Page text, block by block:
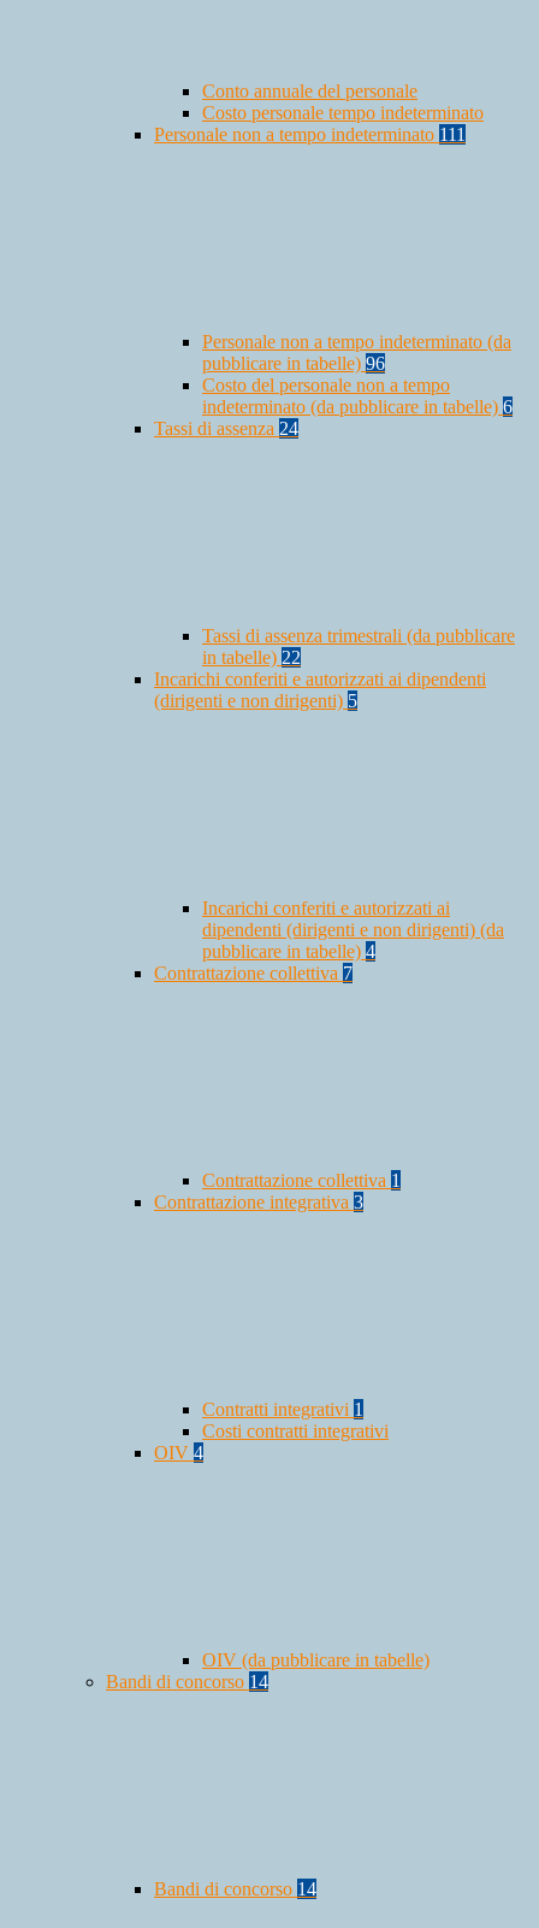
Conto annuale del personale
Costo personale tempo indeterminato
Personale non a tempo indeterminato 111
Personale non a tempo indeterminato (da
pubblicare in tabelle) 96
Costo del personale non a tempo
indeterminato (da pubblicare in tabelle) 6
Tassi di assenza 24
Tassi di assenza trimestrali (da pubblicare
in tabelle) 22
Incarichi conferiti e autorizzati ai dipendenti
(dirigenti e non dirigenti) 5
Incarichi conferiti e autorizzati ai
dipendenti (dirigenti e non dirigenti) (da
pubblicare in tabelle) 4
Contrattazione collettiva 7
Contrattazione collettiva 1
Contrattazione integrativa 3
Contratti integrativi 1
Costi contratti integrativi
OIV 4
OIV (da pubblicare in tabelle)
Bandi di concorso 14
Bandi di concorso 14